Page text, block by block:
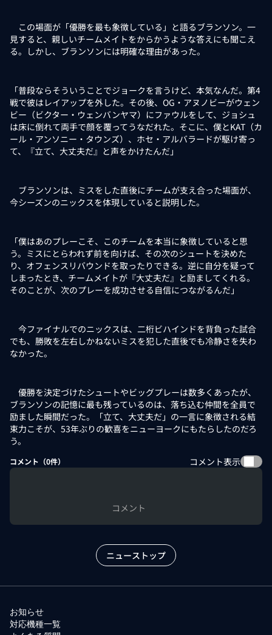
この場面が「優勝を最も象徴している」と語るブランソン。一
見すると、親しいチームメイトをからかうような答えにも聞こえ
る。しかし、ブランソンには明確な理由があった。
「普段ならそういうことでジョークを言うけど、本気なんだ。第4
戦で彼はレイアップを外した。その後、OG・アヌノビーがウェン
ビー（ビクター・ウェンバンヤマ）にファウルをして、ジョシュ
は床に倒れて両手で顔を覆ってうなだれた。そこに、僕とKAT（カ
ール・アンソニー・タウンズ）、ホセ・アルバラードが駆け寄っ
て、『立て、大丈夫だ』と声をかけたんだ」
ブランソンは、ミスをした直後にチームが支え合った場面が、
今シーズンのニックスを体現していると説明した。
「僕はあのプレーこそ、このチームを本当に象徴していると思
う。ミスにとらわれず前を向けば、その次のシュートを決めた
り、オフェンスリバウンドを取ったりできる。逆に自分を疑って
しまったとき、チームメイトが『大丈夫だ』と励ましてくれる。
そのことが、次のプレーを成功させる自信につながるんだ」
今ファイナルでのニックスは、二桁ビハインドを背負った試合
でも、勝敗を左右しかねないミスを犯した直後でも冷静さを失わ
なかった。
優勝を決定づけたシュートやビッグプレーは数多くあったが、
ブランソンの記憶に最も残っているのは、落ち込む仲間を全員で
励ました瞬間だった。「立て、大丈夫だ」の一言に象徴される結
束力こそが、53年ぶりの歓喜をニューヨークにもたらしたのだろ
う。
コメント（0件） コメント表示
コメント
ニューストップ
お知らせ
対応機種一覧